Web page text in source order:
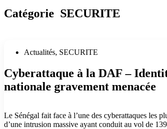
Catégorie SECURITE
Actualités, SECURITE
Cyberattaque à la DAF –
nationale gravement menacée
Le Sénégal fait face à l’une des cyberattaques les
d’une intrusion massive ayant conduit au vol de